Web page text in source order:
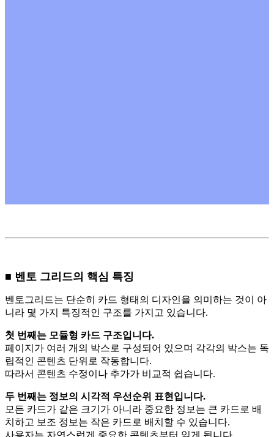
■ 벤토 그리드의 핵심 특징
벤토그리드는 단순히 카드 형태의 디자인을 의미하는 것이 아
니라 몇 가지 특징적인 구조를 가지고 있습니다.
첫 번째는 모듈형 카드 구조입니다.
페이지가 여러 개의 박스로 구성되어 있으며 각각의 박스는 독
립적인 콘텐츠 단위로 작동합니다.
따라서 콘텐츠 수정이나 추가가 비교적 쉽습니다.
두 번째는 정보의 시각적 우선순위 표현입니다.
모든 카드가 같은 크기가 아니라 중요한 정보는 큰 카드로 배
치하고 보조 정보는 작은 카드로 배치할 수 있습니다.